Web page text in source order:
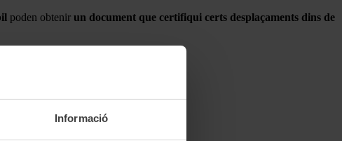
Informació
poden obtenir un document que certifiqui certs desplaçaments dins de